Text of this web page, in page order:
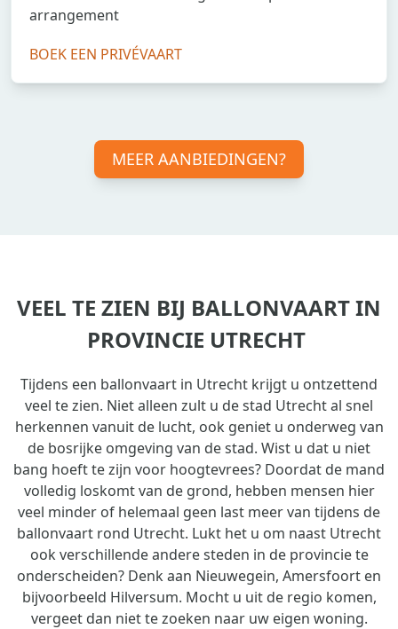
arrangement
BOEK EEN PRIVÉVAART
MEER AANBIEDINGEN?
VEEL TE ZIEN BIJ BALLONVAART IN
PROVINCIE UTRECHT
Tijdens een ballonvaart in Utrecht krijgt u ontzettend
veel te zien. Niet alleen zult u de stad Utrecht al snel
herkennen vanuit de lucht, ook geniet u onderweg van
de bosrijke omgeving van de stad. Wist u dat u niet
bang hoeft te zijn voor hoogtevrees? Doordat de mand
volledig loskomt van de grond, hebben mensen hier
veel minder of helemaal geen last meer van tijdens de
ballonvaart rond Utrecht. Lukt het u om naast Utrecht
ook verschillende andere steden in de provincie te
onderscheiden? Denk aan Nieuwegein, Amersfoort en
bijvoorbeeld Hilversum. Mocht u uit de regio komen,
vergeet dan niet te zoeken naar uw eigen woning.